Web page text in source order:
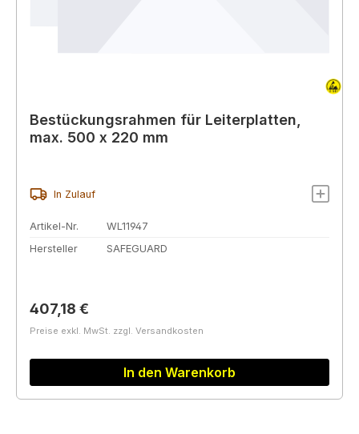
Bestückungsrahmen für Leiterplatten,
max. 500 x 220 mm
In Zulauf
Artikel-Nr.
WL11947
Hersteller
SAFEGUARD
Regulärer Preis:
407,18 €
Preise exkl. MwSt. zzgl. Versandkosten
In den Warenkorb